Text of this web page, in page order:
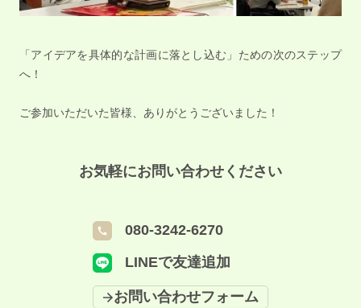
「アイデアを具体的な計画に落とし込む」ための次のステップ
へ！
ご参加いただいた皆様、ありがとうございました！
お気軽にお問い合わせください
080-3242-6270
LINEで友達追加
お問い合わせフォーム